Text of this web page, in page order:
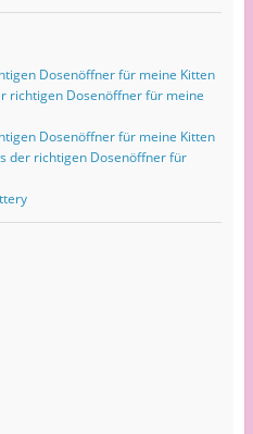
Dosenöffner für meine Kitten
richtigen Dosenöffner für meine
Dosenöffner für meine Kitten
der richtigen Dosenöffner für